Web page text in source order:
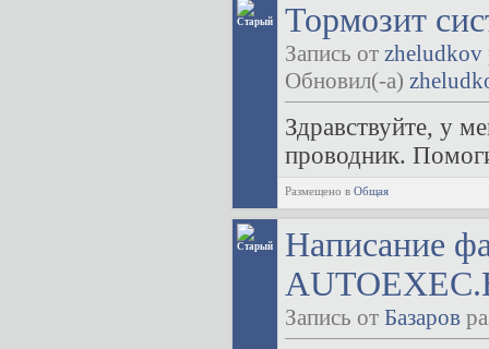
Тормозит
Запись от zheludkov
Обновил(-а)
Здравствуйте, у
проводник.
Размещено в Общая
Написание
Запись от Базаров